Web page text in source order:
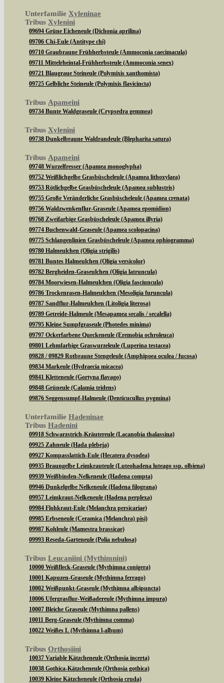
Unterfamilie Xyleninae
Tribus Xylenini
09694 Grüne Eicheneule (Dichonia aprilina)
09706 Chi-Eule (Antitype chi)
09710 Graubraune Frühherbsteule (Ammoconia caecimacula)
09711 Mittelrheintal-Frühherbsteule (Ammoconia senex)
09721 Blaugraue Steineule (Polymixis xanthomista)
09725 Gelbliche Steineule (Polymixis flavicincta)
Tribus Apameini
09734 Bunte Waldgraseule (Crypsedra gemmea)
Tribus Xylenini
09738 Dunkelbraune Waldrandeule (Blepharita satura)
Tribus Apameini
09748 Wurzelfresser (Apamea monoglypha)
09752 Weißlichgelbe Grasbüscheleule (Apamea lithoxylaea)
09753 Rötlichgelbe Grasbüscheleule (Apamea sublustris)
09755 Große Veränderliche Grasbüscheleule (Apamea crenata)
09756 Waldzwenkenflur-Graseule (Apamea epomidion)
09768 Zweifarbige Grasbüscheleule (Apamea illyria)
09774 Buchenwald-Graseule (Apamea scolopacina)
09775 Schlangenlinien Grasbüscheleule (Apamea ophiogramma)
09780 Halmeulchen (Oligia strigilis)
09781 Buntes Halmeulchen (Oligia versicolor)
09782 Bergheiden-Graseulchen (Oligia latruncula)
09784 Moorwiesen-Halmeulchen (Oligia fasciuncula)
09786 Trockenrasen-Halmeulchen (Mesoligia furuncula)
09787 Sandflur-Halmeulchen (Litoligia literosa)
09789 Getreide-Halmeule (Mesapamea secalis / secalella)
09795 Kleine Sumpfgraseule (Photedes minima)
09797 Ockerfarbene Queckeneule (Eremobia ochroleuca)
09801 Lehmfarbige Graswurzeleule (Luperina testacea)
09828 / 09829 Rotbraune Stengeleule (Amphipoea oculea / fucosa)
09834 Markeule (Hydraecia micacea)
09841 Kletteneule (Gortyna flavago)
09848 Grüneule (Calamia tridens)
09876 Seggensumpf-Halmeule (Denticucullus pygmina)
Unterfamilie Hadeninae
Tribus Hadenini
09918 Schwarzstrich-Kräutereule (Lacanobia thalassina)
09925 Zahneule (Hada plebeja)
09927 Kompasslattich-Eule (Hecatera dysodea)
09935 Braungelbe Leimkrauteule (Luteohadena luteago ssp. olbiena)
09939 Weißbinden-Nelkeneule (Hadena compta)
09946 Dunkelgelbe Nelkeneule (Hadena filograna)
09957 Leimkraut-Nelkeneule (Hadena perplexa)
09984 Flohkraut-Eule (Melanchra persicariae)
09985 Erbseneule (Ceramica (Melanchra) pisi)
09987 Kohleule (Mamestra brassicae)
09993 Reseda-Garteneule (Polia nebulosa)
Tribus Leucaniini (Mythimnini)
10000 Weißfleck-Graseule (Mythimna conigera)
10001 Kapuzen-Graseule (Mythimna ferrago)
10002 Weißpunkt-Graseule (Mythimna albipuncta)
10006 Ufergrasflur-Weißadereule (Mythimna impura)
10007 Bleiche Graseule (Mythimna pallens)
10011 Berg-Graseule (Mythimna comma)
10022 Weißes L (Mythimna l-album)
Tribus Orthosiini
10037 Variable Kätzcheneule (Orthosia incerta)
10038 Gothica-Kätzcheneule (Orthosia gothica)
10039 Kleine Kätzcheneule (Orthosia cruda)